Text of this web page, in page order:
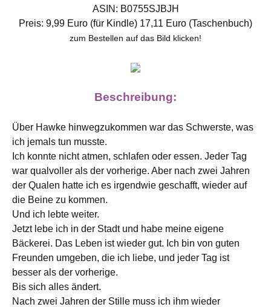
ASIN: B0755SJBJH
Preis: 9,99 Euro (für Kindle) 17,11 Euro (Taschenbuch)
zum Bestellen auf das Bild klicken!
Beschreibung:
Über Hawke hinwegzukommen war das Schwerste, was
ich jemals tun musste.
Ich konnte nicht atmen, schlafen oder essen. Jeder Tag
war qualvoller als der vorherige. Aber nach zwei Jahren
der Qualen hatte ich es irgendwie geschafft, wieder auf
die Beine zu kommen.
Und ich lebte weiter.
Jetzt lebe ich in der Stadt und habe meine eigene
Bäckerei. Das Leben ist wieder gut. Ich bin von guten
Freunden umgeben, die ich liebe, und jeder Tag ist
besser als der vorherige.
Bis sich alles ändert.
Nach zwei Jahren der Stille muss ich ihm wieder